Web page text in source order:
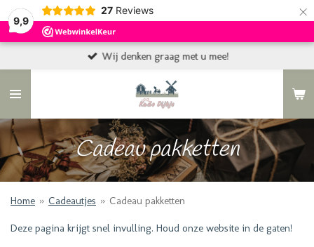
9,9
27 Reviews ×
Wij denken graag met u mee!
Cadeau pakketten
Home » Cadeautjes » Cadeau pakketten
Deze pagina krijgt snel invulling. Houd onze website in de gaten!